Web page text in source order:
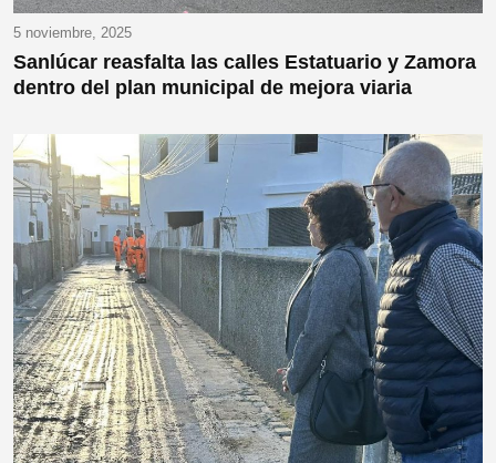
5 noviembre, 2025
Sanlúcar reasfalta las calles Estatuario y Zamora
dentro del plan municipal de mejora viaria